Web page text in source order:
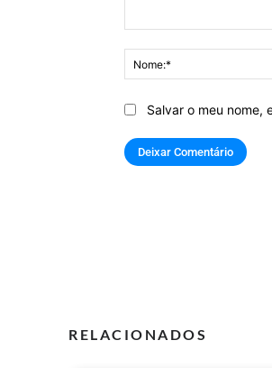
Salvar o meu nome,
RELACIONADOS